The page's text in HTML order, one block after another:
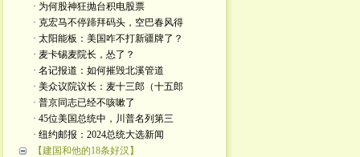
· 为何股神狂抛台积电股票
· 克宏马不停蹄拜码头，空巴春风得
· 太阳能板：美国咋不打新疆牌了？
· 麦卡锡麦院长，怂了？
· 名记报道：如何摧毁北溪管道
· 美众议院议长：麦十三郎（十五郎
· 普京同志已经不咳嗽了
· 45位美国总统中，川普名列第三
· 纽约邮报：2024总统大选新闻
【建国和他的18条好汉】